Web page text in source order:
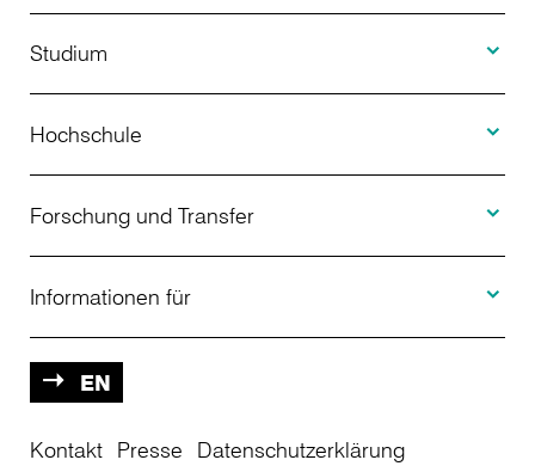
Studium
Studienangebot
Bewerbung
Studienberatung
Weiterbildung
Studienkolleg
Hochschule
Über uns
Aktuelles
Veranstaltungen
Einrichtungen
Forschung und Transfer
Projekte
Informationen für
Studieninteressierte
Studierende
EN
Kontakt Presse Datenschutzerklärung